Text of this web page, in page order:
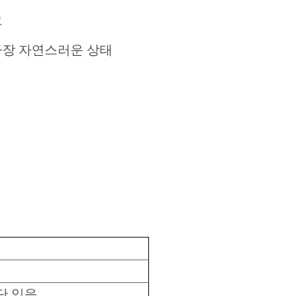
자연스러운 상태